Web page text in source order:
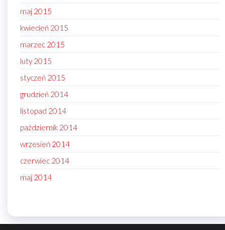
maj 2015
kwiecień 2015
marzec 2015
luty 2015
styczeń 2015
grudzień 2014
listopad 2014
październik 2014
wrzesień 2014
czerwiec 2014
maj 2014